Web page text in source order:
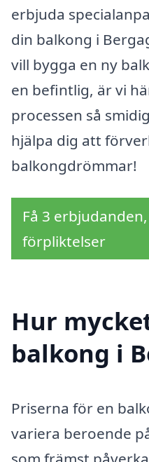
erbjuda
din balkong i
vill bygga en ny
en befintlig, är vi
processen så
hjälpa dig att
balkongdrömmar!
Få 3
förpliktelser
Hur
balkong i
Priserna för en
variera beroende